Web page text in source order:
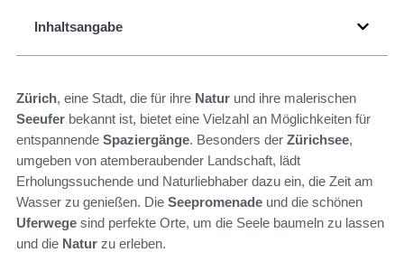
Inhaltsangabe
Zürich, eine Stadt, die für ihre Natur und ihre malerischen
Seeufer bekannt ist, bietet eine Vielzahl an Möglichkeiten für
entspannende Spaziergänge. Besonders der Zürichsee,
umgeben von atemberaubender Landschaft, lädt
Erholungssuchende und Naturliebhaber dazu ein, die Zeit am
Wasser zu genießen. Die Seepromenade und die schönen
Uferwege sind perfekte Orte, um die Seele baumeln zu lassen
und die Natur zu erleben.